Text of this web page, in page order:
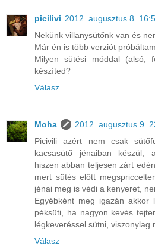
picilivi 2012. augusztus 8.
Nekünk villanysütőnk van és
Már én is több verziót
Milyen sütési móddal (alsó,
készíted?
Válasz
Moha
2012. augusztus 9.
Picivili azért nem csak
kacsasütő jénaiban készül,
hiszen abban teljesen zárt
mert sütés előtt
jénai meg is védi a kenyeret,
Egyébként meg igazán
péksüti, ha nagyon kevés
légkeveréssel sütni, viszonylag
Válasz